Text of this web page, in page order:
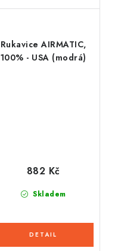
Rukavice AIRMATIC,
100% - USA (modrá)
Skladem
882 Kč